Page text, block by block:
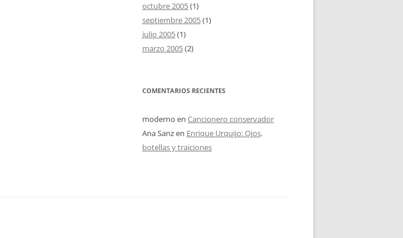
octubre 2005(1)
septiembre 2005(1)
julio 2005(1)
marzo 2005(2)
COMENTARIOS RECIENTES
moderno en Cancionero conservador
Ana Sanzen Enrique Urquijo: Ojos,
botellas y traiciones